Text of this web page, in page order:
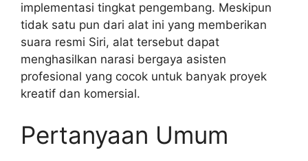
implementasi tingkat pengembang. Meskipun
tidak satu pun dari alat ini yang memberikan
suara resmi Siri, alat tersebut dapat
menghasilkan narasi bergaya asisten
profesional yang cocok untuk banyak proyek
kreatif dan komersial.
Pertanyaan Umum